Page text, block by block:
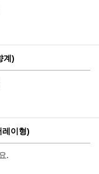
계)
이형)
.